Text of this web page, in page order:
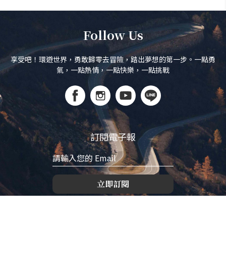
Follow Us
享受吧！環遊世界，勇敢歸零去冒險，踏出夢想的第一步。一點勇
氣，一點熱情，一點快樂，一點挑戰
訂閱電子報
立即訂閱